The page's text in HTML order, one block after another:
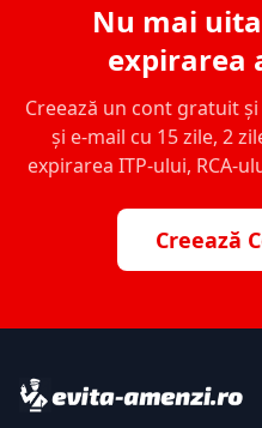
Nu mai
expirarea
Creează un cont gratuit
și e-mail cu 15 zile, 2
expirarea ITP-ului, RCA-
Creează